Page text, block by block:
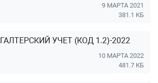
9 МАРТА 2021
381.1 КБ
УЧЕТ (КОД 1.2)-2022
10 МАРТА 2022
481.7 КБ